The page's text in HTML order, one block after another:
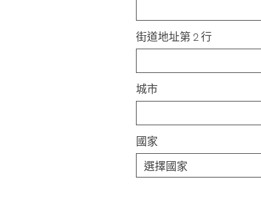
街道地址第 2 行
城市
國家